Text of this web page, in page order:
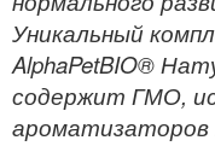
Уникальный
AlphaPetBIO®
содержит ГМО,
ароматизаторов